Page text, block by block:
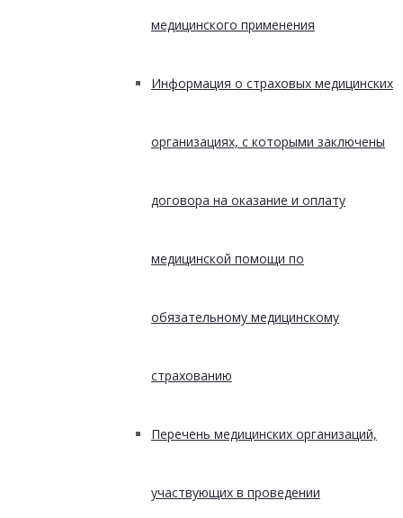
медицинского применения
Информация о страховых медицинских
организациях, с которыми заключены
договора на оказание и оплату
медицинской помощи по
обязательному медицинскому
страхованию
Перечень медицинских организаций,
участвующих в проведении